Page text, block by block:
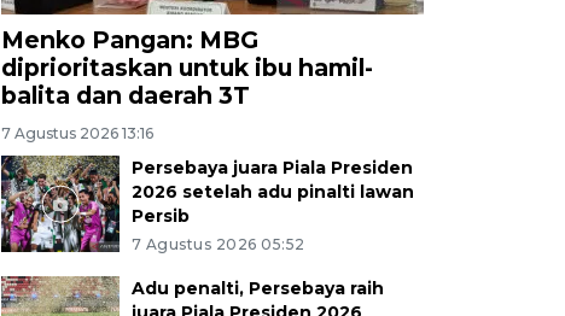
Menko Pangan: MBG
diprioritaskan untuk ibu hamil-
balita dan daerah 3T
7 Agustus 2026 13:16
Persebaya juara Piala Presiden
2026 setelah adu pinalti lawan
Persib
7 Agustus 2026 05:52
Adu penalti, Persebaya raih